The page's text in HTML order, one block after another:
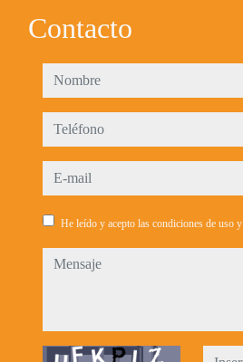
Contacto
nombre
teléfono
e-mail
He leído y acepto las condiciones de uso y
mensaje
Captcha